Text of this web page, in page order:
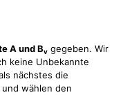
A und Bv gegeben. Wir
keine Unbekannte
nächstes die
und wählen den